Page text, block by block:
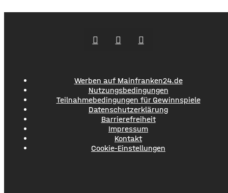
Werben auf Mainfranken24.de
Nutzungsbedingungen
Teilnahmebedingungen für Gewinnspiele
Datenschutzerklärung
Barrierefreiheit
Impressum
Kontakt
Cookie-Einstellungen